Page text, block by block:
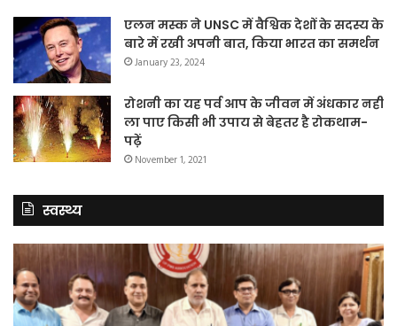
एलन मस्क ने UNSC में वैश्विक देशों के सदस्य के
बारे में रखी अपनी बात, किया भारत का समर्थन
January 23, 2024
रोशनी का यह पर्व आप के जीवन में अंधकार नहीं
ला पाए किसी भी उपाय से बेहतर है रोकथाम-
पढ़ें
November 1, 2021
स्वस्थ्य